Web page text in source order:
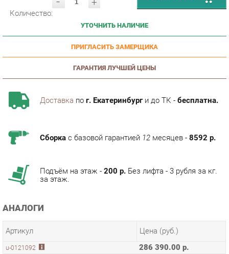
УТОЧНИТЬ НАЛИЧИЕ
ПРИГЛАСИТЬ ЗАМЕРЩИКА
ГАРАНТИЯ ЛУЧШЕЙ ЦЕНЫ
Доставкапог. Екатеринбурги до ТК -бесплатна.
АНАЛОГИ
Артикул
u-0121092 286 390.00 р.
ТЭГИ
КАБИНЕТ SPRING